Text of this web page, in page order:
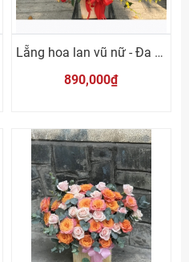
Lẵng hoa lan vũ nữ - Đa sắc
890,000₫